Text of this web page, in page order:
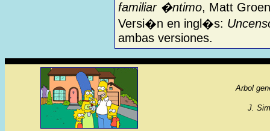
familiar �ntimo, Matt
Versi�n en ingl�s:
ambas versiones.
Arbol
J.